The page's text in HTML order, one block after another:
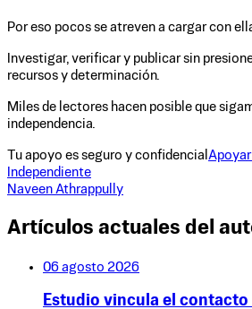
Por eso pocos se atreven a cargar con
Investigar, verificar y publicar sin
recursos y determinación.
Miles de lectores hacen posible que
independencia.
Tu apoyo es seguro y confidencial
Independiente
Naveen Athrappully
Artículos actuales del
06 agosto 2026
Estudio vincula el contacto